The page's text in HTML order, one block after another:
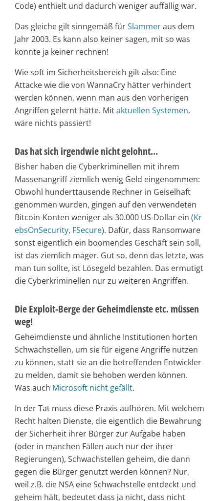
Code) enthielt und dadurch weniger auffällig war.
Das gleiche gilt sinngemäß fürSlammeraus dem
Jahr 2003. Es kann also keiner sagen, mit so was
konnte ja keiner rechnen!
Wie soft im Sicherheitsbereich gilt also: Eine
Attacke wie die von WannaCry hätter verhindert
werden können, wenn man aus den vorherigen
Angriffen gelernt hätte. Mitaktuellen Systemen,
wäre nichts passiert!
Das hat sich irgendwie nicht gelohnt…
Bisher haben die Cyberkriminellen mit ihrem
Massenangriff ziemlich wenig Geld eingenommen:
Obwohl hunderttausende Rechner in Geiselhaft
genommen wurden, gingen auf den verwendeten
Bitcoin-Konten weniger als 30.000 US-Dollar ein (Kr
ebsOnSecurity, FSecure). Dafür, dass Ransomware
sonst eigentlich ein boomendes Geschäft sein soll,
ist das ziemlich mager. Gut so, denn das letzte, was
man tun sollte, ist Lösegeld bezahlen. Das ermutigt
die Cyberkriminellen nur zu weiteren Angriffen.
Die Exploit-Berge der Geheimdienste etc. müssen
weg!
Geheimdienste und ähnliche Institutionen horten
Schwachstellen, um sie für eigene Angriffe nutzen
zu können, statt sie an die betreffenden Entwickler
zu melden, damit sie behoben werden können.
Was auch Microsoft nicht gefällt.
In der Tat muss diese Praxis aufhören. Mit welchem
Recht halten Dienste, die eigentlich die Bewahrung
der Sicherheit ihrer Bürger zur Aufgabe haben
(oder in manchen Fällen auch nur der ihrer
Regierungen), Schwachstellen geheim, die dann
gegen die Bürger genutzt werden können? Nur,
weil z.B. die NSA eine Schwachstelle entdeckt und
geheim hält, bedeutet dass ja nicht, dass nicht